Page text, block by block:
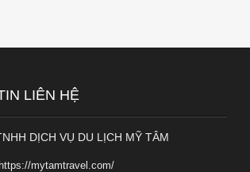
LIÊN HỆ
DỊCH VỤ DU LỊCH MỸ TÂM
https://mytamtravel.com/